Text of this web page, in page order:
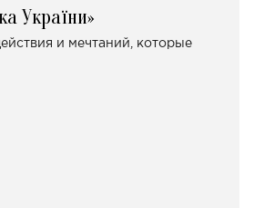
України»
и мечтаний, которые